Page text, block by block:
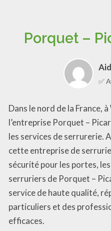
Porquet –
✅
Dans le nord de la France,
l’entreprise Porquet –
les services de serrurerie.
cette entreprise de
sécurité pour les portes,
serruriers de Porquet –
service de haute qualité,
particuliers et des
efficaces.